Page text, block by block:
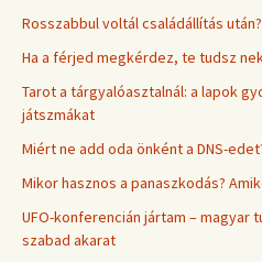
Rosszabbul voltál családállítás
Ha a férjed megkérdez, te tudsz
Tarot a tárgyalóasztalnál: a lapok
játszmákat
Miért ne add oda önként a DNS-
Mikor hasznos a panaszkodás?
UFO-konferencián jártam – magyar
szabad akarat